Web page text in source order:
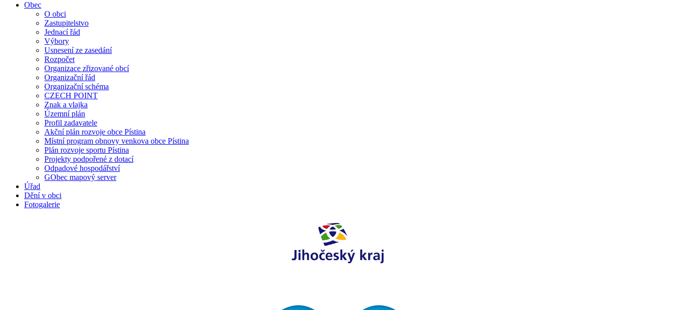
Obec
O obci
Zastupitelstvo
Jednací řád
Výbory
Usnesení ze zasedání
Rozpočet
Organizace zřizované obcí
Organizační řád
Organizační schéma
CZECH POINT
Znak a vlajka
Územní plán
Profil zadavatele
Akční plán rozvoje obce Pístina
Místní program obnovy venkova obce Pístina
Plán rozvoje sportu Pístina
Projekty podpořené z dotací
Odpadové hospodářství
GObec mapový server
Úřad
Dění v obci
Fotogalerie